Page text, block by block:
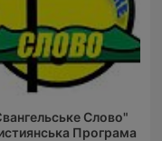
Слово"
Програма